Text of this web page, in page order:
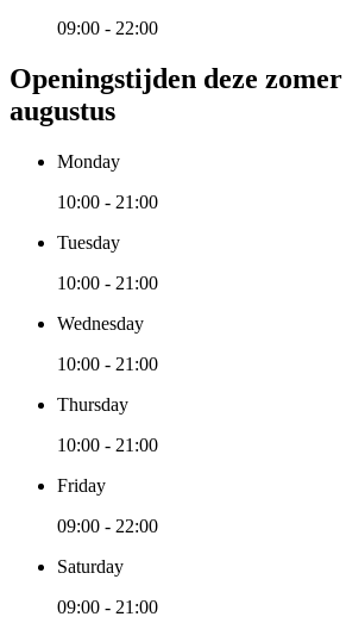
09:00 - 22:00
Openingstijden deze
augustus
Monday
10:00 - 21:00
Tuesday
10:00 - 21:00
Wednesday
10:00 - 21:00
Thursday
10:00 - 21:00
Friday
09:00 - 22:00
Saturday
09:00 - 21:00